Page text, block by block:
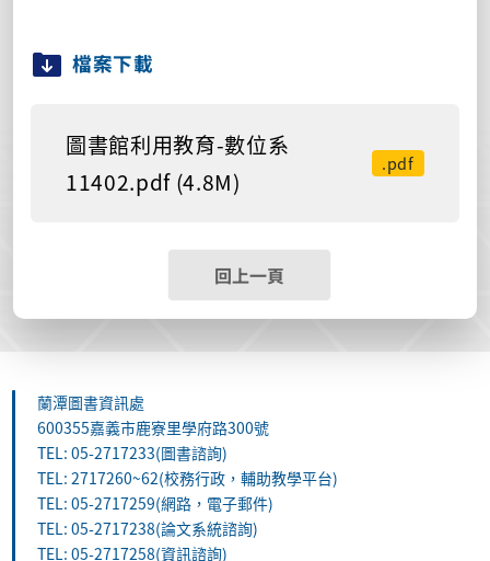
檔案下載
圖書館利用教育-數位系
11402.pdf (4.8M)
.pdf
回上一頁
蘭潭圖書資訊處
600355嘉義市鹿寮里學府路300號
TEL: 05-2717233(圖書諮詢)
TEL: 2717260~62(校務行政，輔助教學平台)
TEL: 05-2717259(網路，電子郵件)
TEL: 05-2717238(論文系統諮詢)
TEL: 05-2717258(資訊諮詢)